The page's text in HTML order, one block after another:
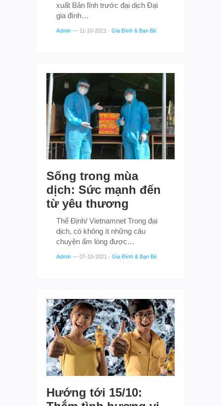
xuất Bản lĩnh trước đại dịch Đại
gia đình…
Admin — 11-10-2021 - Gia Đình & Bạn Bè
Sống trong mùa
dịch: Sức mạnh đến
từ yêu thương
Thế Định/ Vietnamnet Trong đại
dịch, có không ít những câu
chuyện ấm lòng được…
Admin — 07-10-2021 - Gia Đình & Bạn Bè
Hướng tới 15/10: